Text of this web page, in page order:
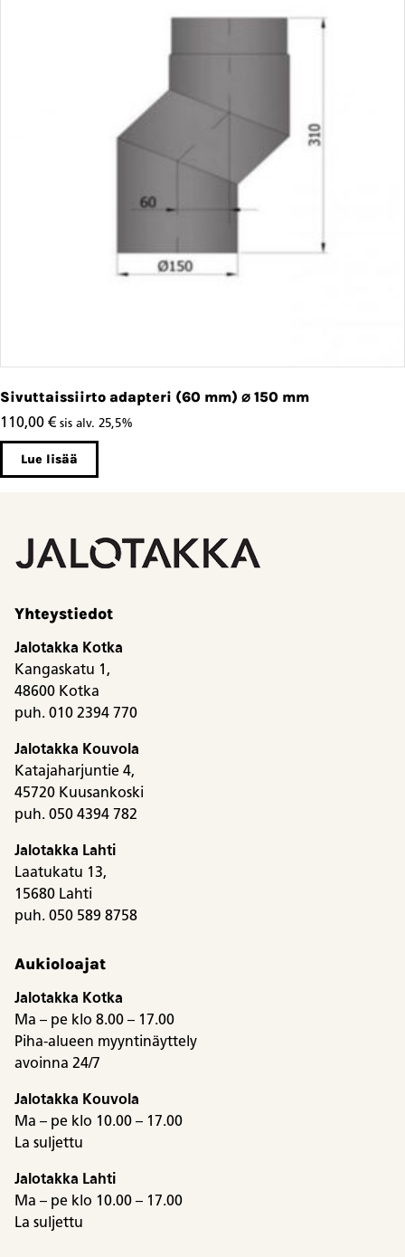
Sivuttaissiirto adapteri (60 mm) ⌀ 150 mm
110,00 € sis alv. 25,5%
Lue lisää
Yhteystiedot
Jalotakka Kotka
Kangaskatu 1,
48600 Kotka
puh. 010 2394 770
Jalotakka Kouvola
Katajaharjuntie 4,
45720 Kuusankoski
puh. 050 4394 782
Jalotakka Lahti
Laatukatu 13,
15680 Lahti
puh. 050 589 8758
Aukioloajat
Jalotakka Kotka
Ma – pe klo 8.00 – 17.00
Piha-alueen myyntinäyttely
avoinna 24/7
Jalotakka Kouvola
Ma – pe klo 10.00 – 17.00
La suljettu
Jalotakka Lahti
Ma – pe klo 10.00 – 17.00
La suljettu